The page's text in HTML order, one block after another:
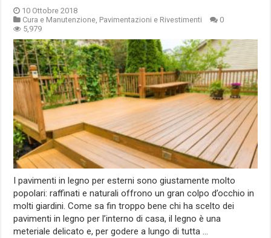
10 Ottobre 2018
Cura e Manutenzione Pavimentazioni e Rivestimenti
0
5,979
I pavimenti in legno per esterni sono giustamente molto
popolari: raffinati e naturali offrono un gran colpo d’occhio in
molti giardini. Come sa fin troppo bene chi ha scelto dei
pavimenti in legno per l’interno di casa, il legno è una
meteriale delicato e, per godere a lungo di tutta …